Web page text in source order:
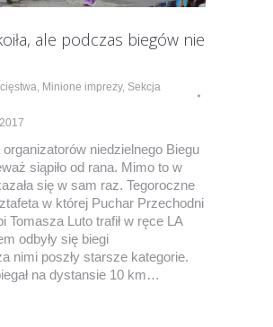
ale podczas biegów nie
, Minione imprezy, Sekcja
organizatorów niedzielnego Biegu
siąpiło od rana. Mimo to w
się w sam raz. Tegoroczne
w której Puchar Przechodni
Tomasza Luto trafił w ręce LA
odbyły się biegi
nimi poszły starsze kategorie.
na dystansie 10 km…